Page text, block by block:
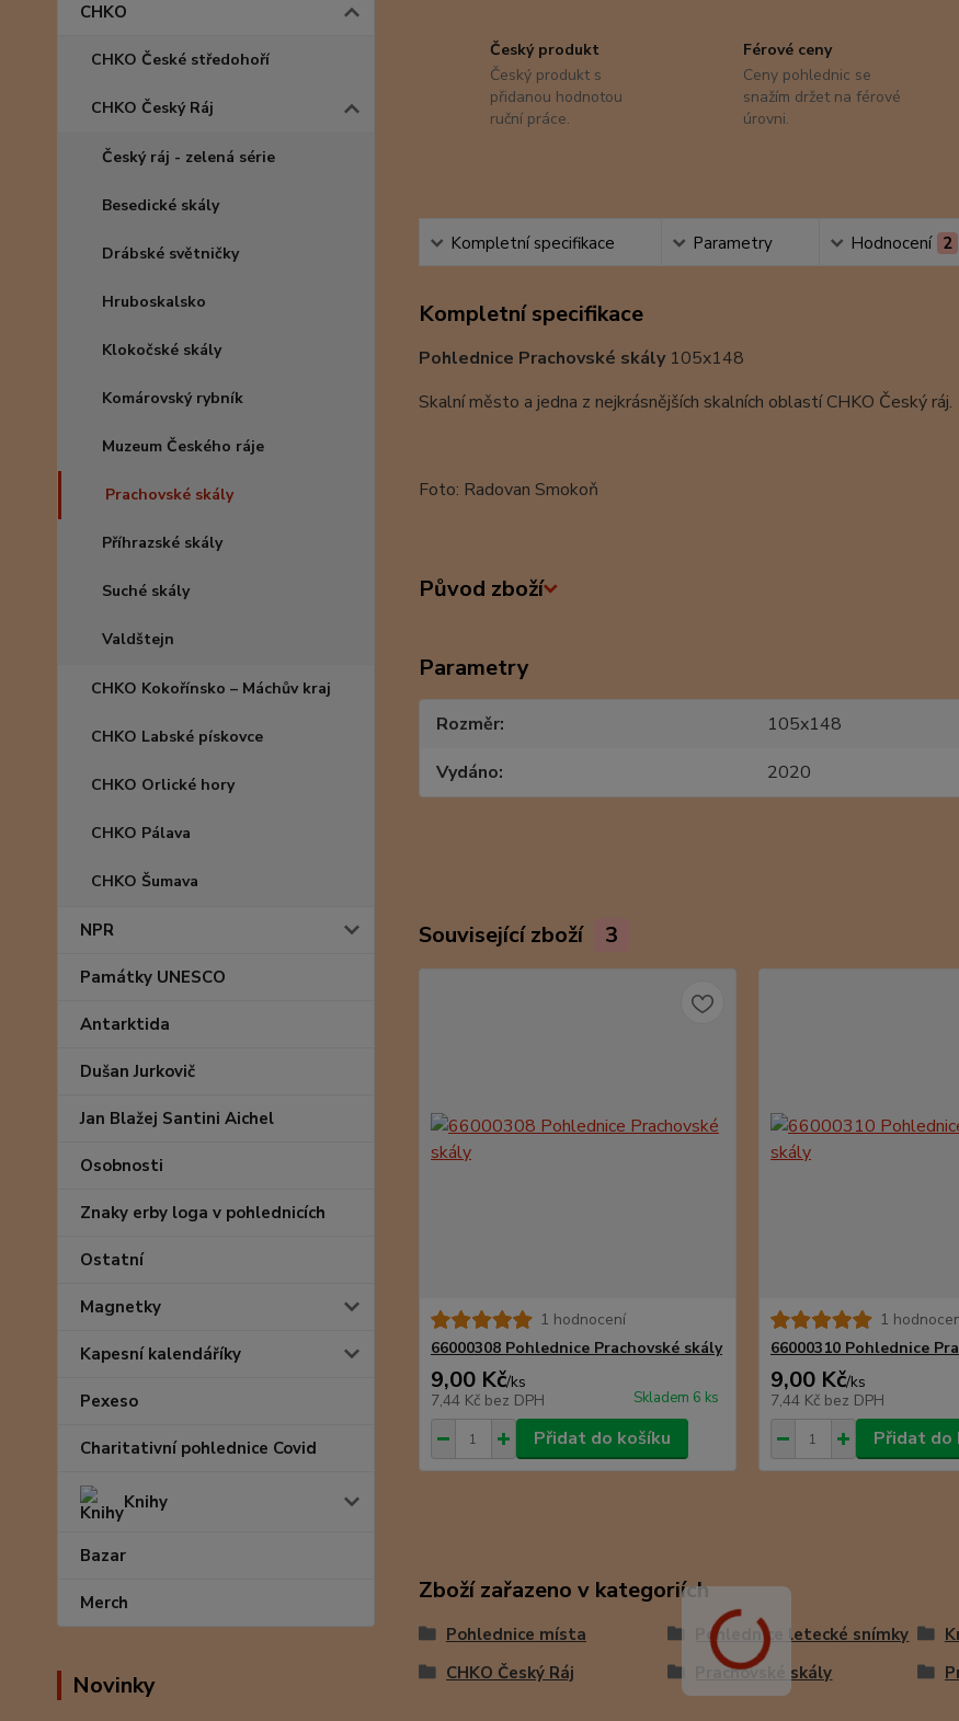
CHKO
CHKO České středohoří
CHKO Český Ráj
Český ráj - zelená série
Besedické skály
Drábské světničky
Hruboskalsko
Klokočské skály
Komárovský rybník
Muzeum Českého ráje
Prachovské skály
Příhrazské skály
Suché skály
Valdštejn
CHKO Kokořínsko – Máchův kraj
CHKO Labské pískovce
CHKO Orlické hory
CHKO Pálava
CHKO Šumava
NPR
Památky UNESCO
Antarktida
Dušan Jurkovič
Jan Blažej Santini Aichel
Osobnosti
Znaky erby loga v pohlednicích
Ostatní
Magnetky
Kapesní kalendáříky
Pexeso
Charitativní pohlednice Covid
Knihy
Bazar
Merch
Novinky
Český produkt
Český produkt s
přidanou hodnotou
ruční práce.
Férové ceny
Ceny pohlednic se
snažím držet na férové
úrovni.
Kompletní specifikace Parametry Hodnocení 2
Kompletní specifikace
Pohlednice Prachovské skály 105x148
Skalní město a jedna z nejkrásnějších skalních oblastí CHKO Český ráj.
Foto: Radovan Smokoň
Původ zboží
Parametry
Rozměr
105x148
Vydáno
2020
Související zboží 3
1 hodnocení
66000308 Pohlednice Prachovské skály
9,00 Kč/ks
7,44 Kč bez DPH Skladem 6 ks
Přidat do košíku
1
66000310 Pohlednice
9,00 Kč/ks
7,44 Kč bez DPH
Přidat do
Zboží zařazeno v kategoriích
Pohlednice místa Pohlednice letecké snímky
CHKO Český Ráj
Prachovské skály